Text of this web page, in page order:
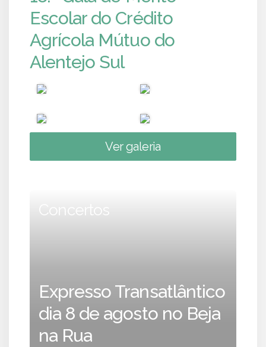
Escolar do Crédito
Agrícola Mútuo do
Alentejo Sul
Ver galeria
Concertos
Expresso Transatlântico
dia 8 de agosto no Beja
na Rua